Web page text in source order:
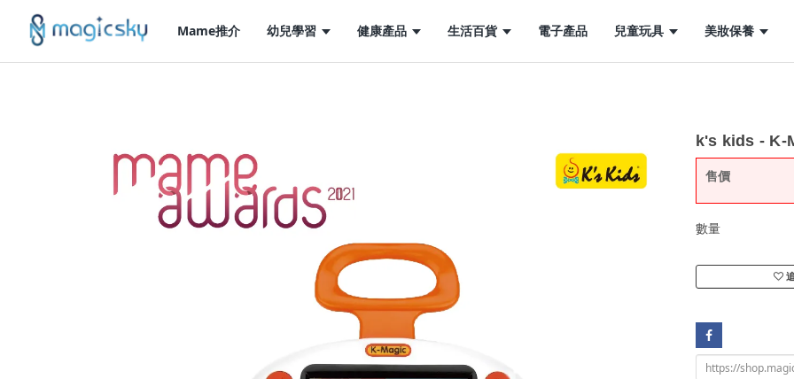
Mame推介 幼兒學習 健康產品 生活百貨 電子產品 兒童玩具 美妝保養
k's kids - K-
售價
數量